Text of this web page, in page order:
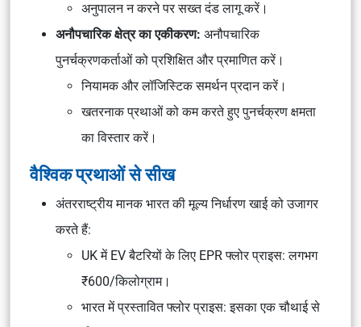
अनुपालन न करने पर सख्त दंड लागू करें।
अनौपचारिक क्षेत्र का एकीकरण: अनौपचारिक
पुनर्चक्रणकर्ताओं को प्रशिक्षित और प्रमाणित करें।
नियामक और लॉजिस्टिक समर्थन प्रदान करें।
खतरनाक प्रथाओं को कम करते हुए पुनर्चक्रण क्षमता
का विस्तार करें।
वैश्विक प्रथाओं से सीख
अंतरराष्ट्रीय मानक भारत की मूल्य निर्धारण खाई को उजागर
करते हैं:
UK में EV बैटरियों के लिए EPR फ्लोर प्राइस: लगभग
₹600/किलोग्राम।
भारत में प्रस्तावित फ्लोर प्राइस: इसका एक चौथाई से